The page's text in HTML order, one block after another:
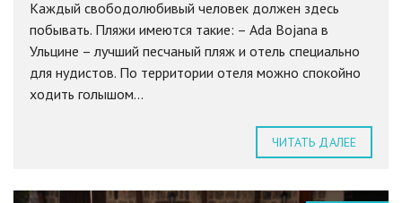
Каждый свободолюбивый человек должен здесь
побывать. Пляжи имеются такие: – Ada Bojana в
Ульцине – лучший песчаный пляж и отель специально
для нудистов. По территории отеля можно спокойно
ходить голышом...
ЧИТАТЬ ДАЛЕЕ